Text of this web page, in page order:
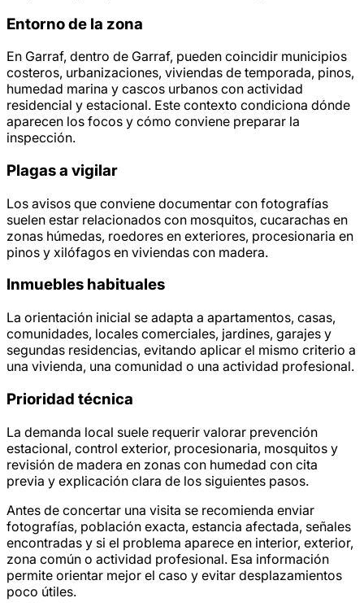
Entorno de la zona
En Garraf, dentro de Garraf, pueden coincidir municipios
costeros, urbanizaciones, viviendas de temporada, pinos,
humedad marina y cascos urbanos con actividad
residencial y estacional. Este contexto condiciona dónde
aparecen los focos y cómo conviene preparar la
inspección.
Plagas a vigilar
Los avisos que conviene documentar con fotografías
suelen estar relacionados con mosquitos, cucarachas en
zonas húmedas, roedores en exteriores, procesionaria en
pinos y xilófagos en viviendas con madera.
Inmuebles habituales
La orientación inicial se adapta a apartamentos, casas,
comunidades, locales comerciales, jardines, garajes y
segundas residencias, evitando aplicar el mismo criterio a
una vivienda, una comunidad o una actividad profesional.
Prioridad técnica
La demanda local suele requerir valorar prevención
estacional, control exterior, procesionaria, mosquitos y
revisión de madera en zonas con humedad con cita
previa y explicación clara de los siguientes pasos.
Antes de concertar una visita se recomienda enviar
fotografías, población exacta, estancia afectada, señales
encontradas y si el problema aparece en interior, exterior,
zona común o actividad profesional. Esa información
permite orientar mejor el caso y evitar desplazamientos
poco útiles.